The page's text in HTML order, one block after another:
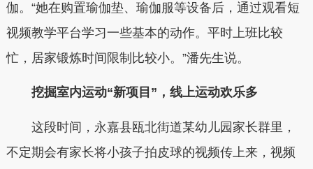
伽。“她在购置瑜伽垫、瑜伽服等设备后，通过观看短
视频教学平台学习一些基本的动作。平时上班比较
忙，居家锻炼时间限制比较小。”潘先生说。
挖掘室内运动“新项目”，线上运动欢乐多
这段时间，永嘉县瓯北街道某幼儿园家长群里，
不定期会有家长将小孩子拍皮球的视频传上来，视频